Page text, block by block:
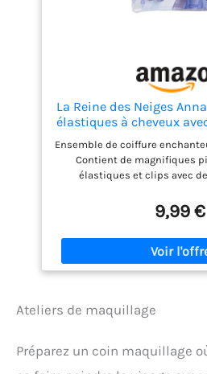
La Reine des Neiges
élastiques à cheveux
Bleu
Ensemble de coiffure
Contient de magnifiques
élastiques et clips avec
cheveux des enfants : les
élastiques et les pinces à
un maintien sûr sans tirer
cheveux. Plusieurs versions et
parmi plusieurs
la vie quotidienne et les
fêtes à thème ou tout
coiffures de conte de fées à
9,99 €
Ateliers de maquillage
Préparez un coin maquillage